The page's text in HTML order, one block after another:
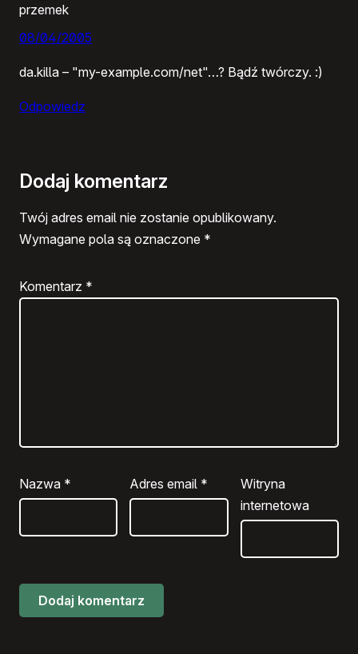
przemek
08/04/2005
da.killa – "my-example.com/net"…? Bądź twórczy. :)
Odpowiedz
Dodaj komentarz
Twój adres email nie zostanie opublikowany.
Wymagane pola są oznaczone *
Komentarz *
Nazwa * Adres email *
Witryna
internetowa